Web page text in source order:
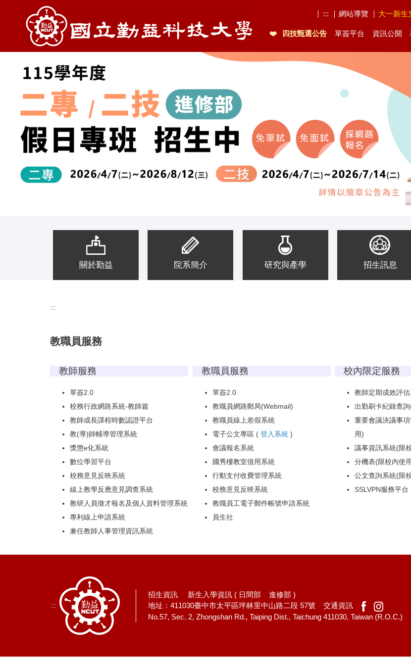
::: 網站導覽 大一新生
四技甄選公告 單簽平台 資訊公開
關於勤益 院系簡介 研究與產學 招生訊息
:::
教職員服務
教師服務
單簽2.0
校務行政網路系統-教師篇
教師成長課程時數認證平台
教(導)師輔導管理系統
獎懲e化系統
數位學習平台
校務意見反映系統
線上教學反應意見調查系統
教研人員徵才報名及個人資料管理系統
專利線上申請系統
兼任教師人事管理資訊系統
教職員服務
單簽2.0
教職員網路郵局(Webmail)
教職員線上差假系統
電子公文專區( 登入系統)
會議報名系統
國秀樓教室借用系統
行動支付收費管理系統
校務意見反映系統
教職員工電子郵件帳號申請系統
員生社
校內限定服務
教師定期成效評
出勤刷卡紀錄查
重要會議決議事
用)
議事資訊系統(限
分機表(限校內使
公文查詢系統(限
SSLVPN服務平台
:::
招生資訊 新生入學資訊 ( 日間部 進修部 )
地址：411030臺中市太平區坪林里中山路二段 57號
交通資訊
No.57, Sec. 2, Zhongshan Rd., Taiping Dist., Taichung 411030, Taiwan (R.O.C.)